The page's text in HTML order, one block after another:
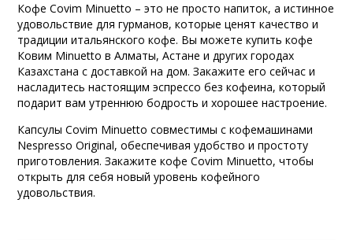
Кофе Covim Minuetto – это не просто напиток, а истинное
удовольствие для гурманов, которые ценят качество и
традиции итальянского кофе. Вы можете купить кофе
Ковим Minuetto в Алматы, Астане и других городах
Казахстана с доставкой на дом. Закажите его сейчас и
насладитесь настоящим эспрессо без кофеина, который
подарит вам утреннюю бодрость и хорошее настроение.
Капсулы Covim Minuetto совместимы с кофемашинами
Nespresso Original, обеспечивая удобство и простоту
приготовления. Закажите кофе Covim Minuetto, чтобы
открыть для себя новый уровень кофейного
удовольствия.